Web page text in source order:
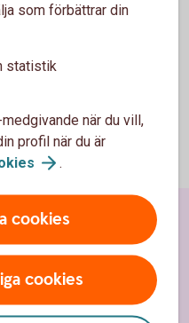
som förbättrar din
statistik
när du vill,
profil när du är
.
cookies
cookies